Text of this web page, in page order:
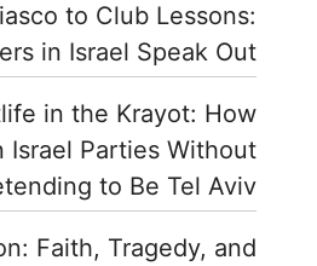
to Club Lessons:
in Israel Speak Out
in the Krayot: How
Israel Parties Without
to Be Tel Aviv
Faith, Tragedy, and